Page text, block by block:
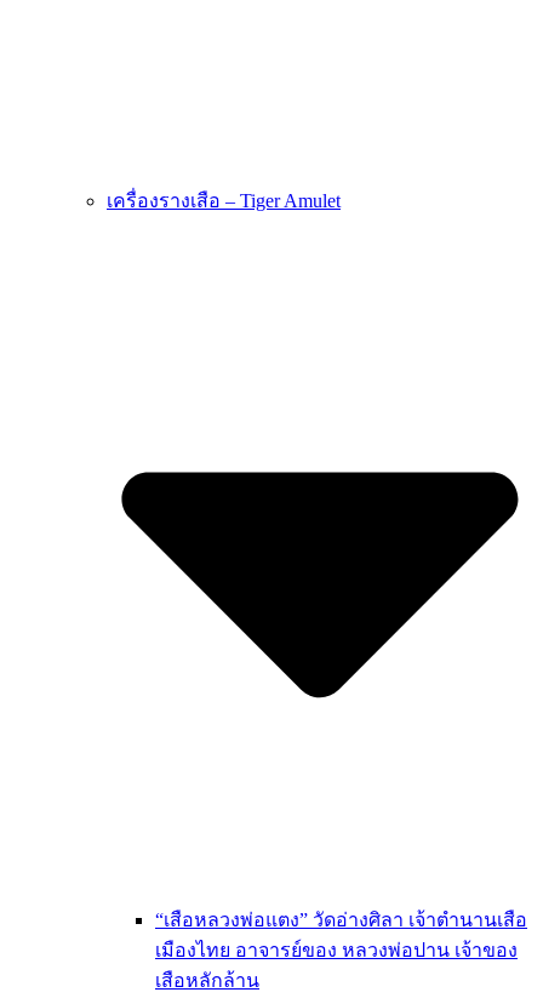
เครื่องรางเสือ – Tiger Amulet
“เสือหลวงพ่อแตง” วัดอ่างศิลา เจ้าตำนานเสือ
เมืองไทย อาจารย์ของ หลวงพ่อปาน เจ้าของ
เสือหลักล้าน